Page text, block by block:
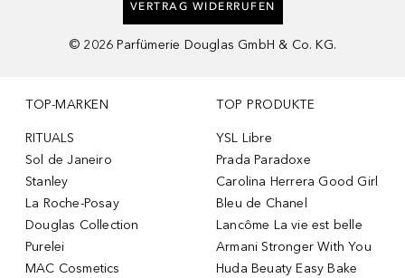
VERTRAG WIDERRUFEN
© 2026 Parfümerie Douglas GmbH & Co. KG.
TOP-MARKEN
RITUALS
Sol de Janeiro
Stanley
La Roche-Posay
Douglas Collection
Purelei
MAC Cosmetics
TOP PRODUKTE
YSL Libre
Prada Paradoxe
Carolina Herrera Good Girl
Bleu de Chanel
Lancôme La vie est belle
Armani Stronger With You
Huda Beuaty Easy Bake